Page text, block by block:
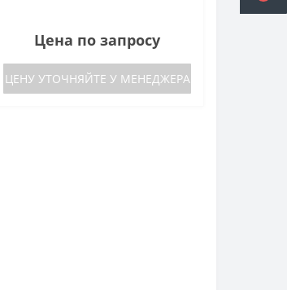
Цена по запросу
ЦЕНУ УТОЧНЯЙТЕ У МЕНЕДЖЕРА